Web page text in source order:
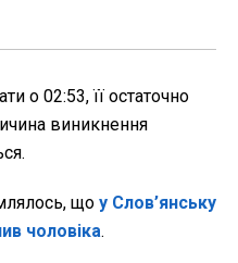
о 02:53, її остаточно
виникнення
що у Слов’янську
чоловіка.